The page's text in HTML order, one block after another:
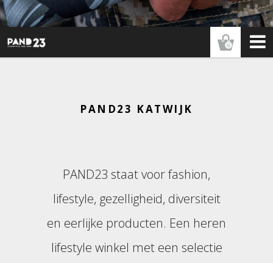
0
PAND23 KATWIJK
PAND23 staat voor fashion,
lifestyle, gezelligheid, diversiteit
en eerlijke producten. Een heren
lifestyle winkel met een selectie